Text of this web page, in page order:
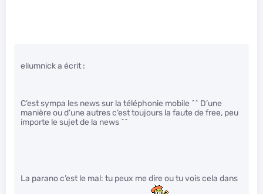
eliumnick a écrit :
C’est sympa les news sur la téléphonie mobile ^^ D’une
manière ou d’une autres c’est toujours la faute de free, peu
importe le sujet de la news ^^
La parano c’est le mal: tu peux me dire ou tu vois cela dans